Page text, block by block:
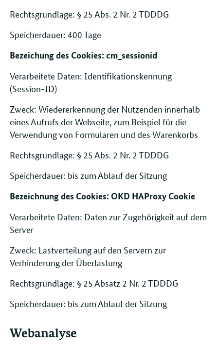
Rechtsgrundlage: § 25 Abs. 2 Nr. 2 TDDDG
Speicherdauer: 400 Tage
Bezeichung des Cookies: cm_sessionid
Verarbeitete Daten: Identifikationskennung
(Session-ID)
Zweck: Wiedererkennung der Nutzenden innerhalb
eines Aufrufs der Webseite, zum Beispiel für die
Verwendung von Formularen und des Warenkorbs
Rechtsgrundlage: § 25 Abs. 2 Nr. 2 TDDDG
Speicherdauer: bis zum Ablauf der Sitzung
Bezeichnung des Cookies: OKD HAProxy Cookie
Verarbeitete Daten: Daten zur Zugehörigkeit auf dem
Server
Zweck: Lastverteilung auf den Servern zur
Verhinderung der Überlastung
Rechtsgrundlage: § 25 Absatz 2 Nr. 2 TDDDG
Speicherdauer: bis zum Ablauf der Sitzung
Webanalyse